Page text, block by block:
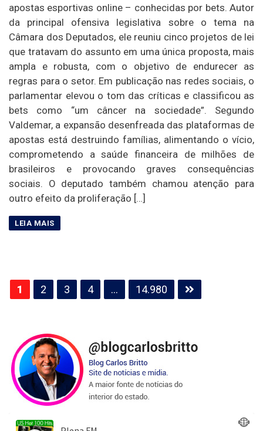
apostas esportivas online – conhecidas por bets. Autor
da principal ofensiva legislativa sobre o tema na
Câmara dos Deputados, ele reuniu cinco projetos de lei
que tratavam do assunto em uma única proposta, mais
ampla e robusta, com o objetivo de endurecer as
regras para o setor. Em publicação nas redes sociais, o
parlamentar elevou o tom das críticas e classificou as
bets como “um câncer na sociedade”. Segundo
Valdemar, a expansão desenfreada das plataformas de
apostas está destruindo famílias, alimentando o vício,
comprometendo a saúde financeira de milhões de
brasileiros e provocando graves consequências
sociais. O deputado também chamou atenção para
outro efeito da proliferação […]
Paginação
de
1 2 3 4 … 14.980